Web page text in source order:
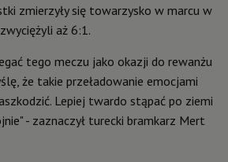
zmierzyły się towarzysko w marcu w
aż 6:1.
tego meczu jako okazji do rewanżu
że takie przeładowanie emocjami
Lepiej twardo stąpać po ziemi
- zaznaczył turecki bramkarz Mert